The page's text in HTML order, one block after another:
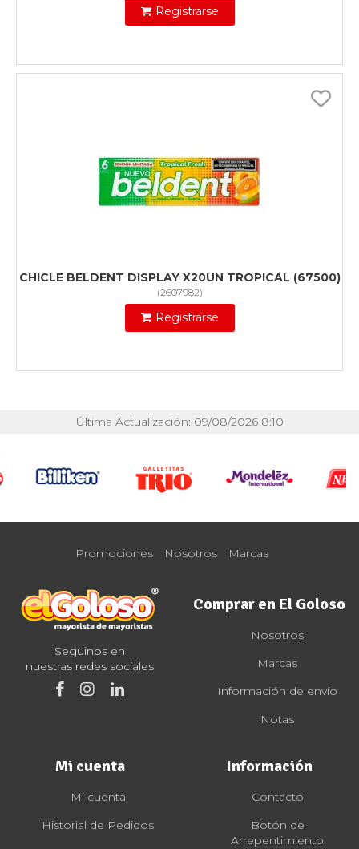
Registrarse
CHICLE BELDENT DISPLAY X20UN TROPICAL (67500)
(2607982)
Registrarse
Última Actualización: 09/08/2026 8:10
Promociones Nosotros Marcas
Seguinos en
nuestras redes sociales
Comprar en El Goloso
Nosotros
Marcas
Información de envío
Notas
Mi cuenta
Mi cuenta
Historial de Pedidos
Información
Contacto
Botón de
Arrepentimiento